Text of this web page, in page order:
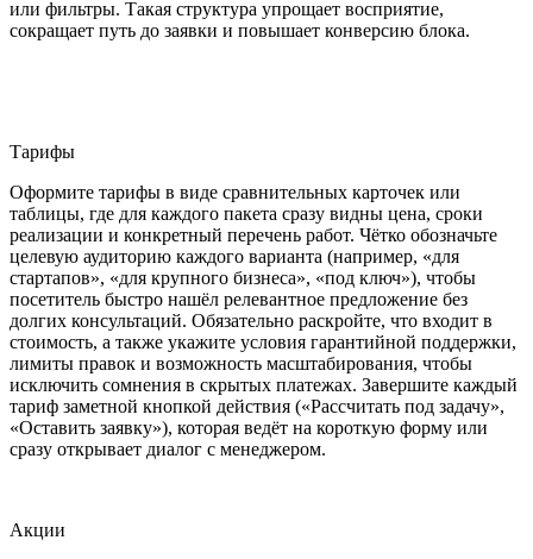
или фильтры. Такая структура упрощает восприятие,
сокращает путь до заявки и повышает конверсию блока.
Тарифы
Оформите тарифы в виде сравнительных карточек или
таблицы, где для каждого пакета сразу видны цена, сроки
реализации и конкретный перечень работ. Чётко обозначьте
целевую аудиторию каждого варианта (например, «для
стартапов», «для крупного бизнеса», «под ключ»), чтобы
посетитель быстро нашёл релевантное предложение без
долгих консультаций. Обязательно раскройте, что входит в
стоимость, а также укажите условия гарантийной поддержки,
лимиты правок и возможность масштабирования, чтобы
исключить сомнения в скрытых платежах. Завершите каждый
тариф заметной кнопкой действия («Рассчитать под задачу»,
«Оставить заявку»), которая ведёт на короткую форму или
сразу открывает диалог с менеджером.
Акции